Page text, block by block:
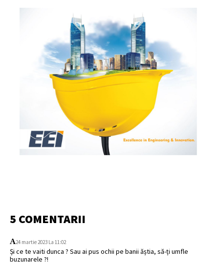
5 COMENTARII
A24 martie 2023 La 11:02
Și ce te vaiti dunca ? Sau ai pus ochii pe banii ăștia, să-ți umfle
buzunarele ?!